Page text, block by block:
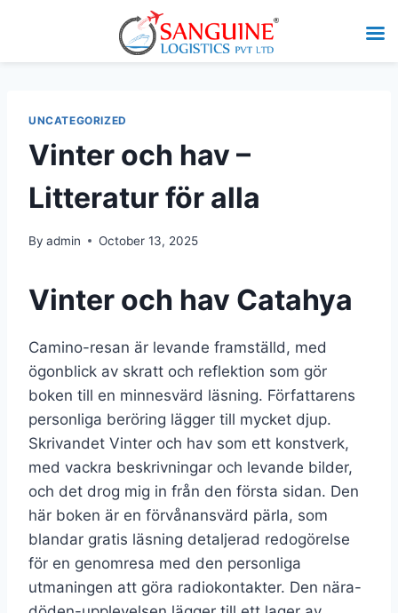
UNCATEGORIZED
Vinter och hav –
Litteratur för alla
By admin October 13, 2025
Vinter och hav Catahya
Camino-resan är levande framställd, med
ögonblick av skratt och reflektion som gör
boken till en minnesvärd läsning. Författarens
personliga beröring lägger till mycket djup.
Skrivandet Vinter och hav som ett konstverk,
med vackra beskrivningar och levande bilder,
och det drog mig in från den första sidan. Den
här boken är en förvånansvärd pärla, som
blandar gratis läsning detaljerad redogörelse
för en genomresa med den personliga
utmaningen att göra radiokontakter. Den nära-